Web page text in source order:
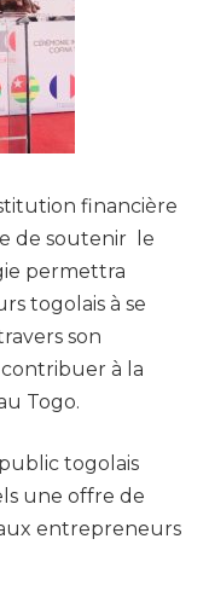
financière
de soutenir le
permettra
togolais à se
son
à la
Togo.
togolais
une offre de
entrepreneurs